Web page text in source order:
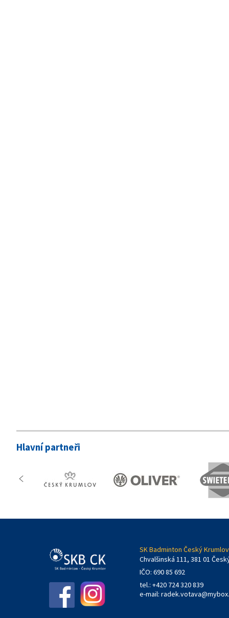
Hlavní partneři
SK Badminton Český
Chvalšinská 111, 381 01
IČO: 690 85 692
tel.: +420 724 320 839
e-mail: